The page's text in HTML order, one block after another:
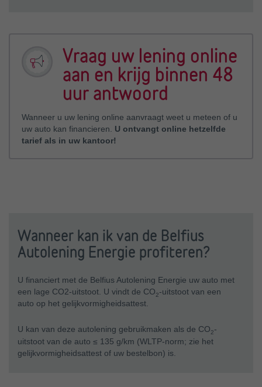
Vraag uw lening online
aan en krijg binnen 48
uur antwoord
Wanneer u uw lening online aanvraagt weet u meteen of u
uw auto kan financieren. U ontvangt online hetzelfde
tarief als in uw kantoor!
Wanneer kan ik van de Belfius
Autolening Energie profiteren?
U financiert met de Belfius Autolening Energie uw auto met
een lage CO2-uitstoot. U vindt de CO2-uitstoot van een
auto op het gelijkvormigheidsattest.
U kan van deze autolening gebruikmaken als de CO2-
uitstoot van de auto ≤ 135 g/km (WLTP-norm; zie het
gelijkvormigheidsattest of uw bestelbon) is.